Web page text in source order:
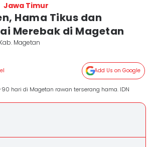
Jawa Timur
Hama Tikus dan
Merebak di Magetan
Kab. Magetan
Add Us on Google
hari di Magetan rawan terserang hama. IDN